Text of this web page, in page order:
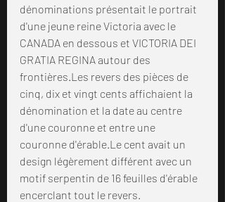
dénominations présentait le portrait
d'une jeune reine Victoria avec le
CANADA en dessous et VICTORIA DEI
GRATIA REGINA autour des
frontières.Les revers des pièces de
cinq, dix et vingt cents affichaient la
dénomination et la date au centre
d'une couronne et entre une
couronne d'érable.Le cent avait un
design légèrement différent avec un
motif serpentin de 16 feuilles d'érable
encerclant tout le revers.